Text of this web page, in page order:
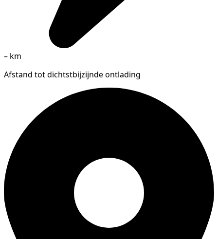
– km
Afstand tot dichtstbijzijnde ontlading